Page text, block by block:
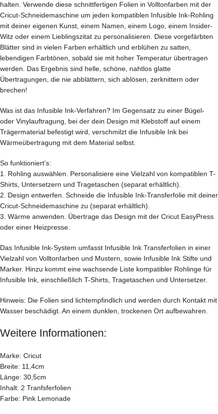
halten. Verwende diese schnittfertigen Folien in Volltonfarben mit der
Cricut-Schneidemaschine um jeden kompatiblen Infusible Ink-Rohling
mit deiner eigenen Kunst, einem Namen, einem Logo, einem Insider-
Witz oder einem Lieblingszitat zu personalisieren. Diese vorgefärbten
Blätter sind in vielen Farben erhältlich und erblühen zu satten,
lebendigen Farbtönen, sobald sie mit hoher Temperatur übertragen
werden. Das Ergebnis sind helle, schöne, nahtlos glatte
Übertragungen, die nie abblättern, sich ablösen, zerknittern oder
brechen!
Was ist das Infusible Ink-Verfahren? Im Gegensatz zu einer Bügel-
oder Vinylauftragung, bei der dein Design mit Klebstoff auf einem
Trägermaterial befestigt wird, verschmilzt die Infusible Ink bei
Wärmeübertragung mit dem Material selbst.
So funktioniert’s:
1. Rohling auswählen. Personalisiere eine Vielzahl von kompatiblen T-
Shirts, Untersetzern und Tragetaschen (separat erhältlich).
2. Design entwerfen. Schneide die Infusible Ink-Transferfolie mit deiner
Cricut-Schneidemaschine zu (separat erhältlich).
3. Wärme anwenden. Übertrage das Design mit der Cricut EasyPress
oder einer Heizpresse.
Das Infusible Ink-System umfasst Infusible Ink Transferfolien in einer
Vielzahl von Volltonfarben und Mustern, sowie Infusible Ink Stifte und
Marker. Hinzu kommt eine wachsende Liste kompatibler Rohlinge für
Infusible Ink, einschließlich T-Shirts, Tragetaschen und Untersetzer.
Hinweis: Die Folien sind lichtempfindlich und werden durch Kontakt mit
Wasser beschädigt. An einem dunklen, trockenen Ort aufbewahren.
Weitere Informationen:
Marke: Cricut
Breite: 11,4cm
Länge: 30,5cm
Inhalt: 2 Tranfsferfolien
Farbe: Pink Lemonade